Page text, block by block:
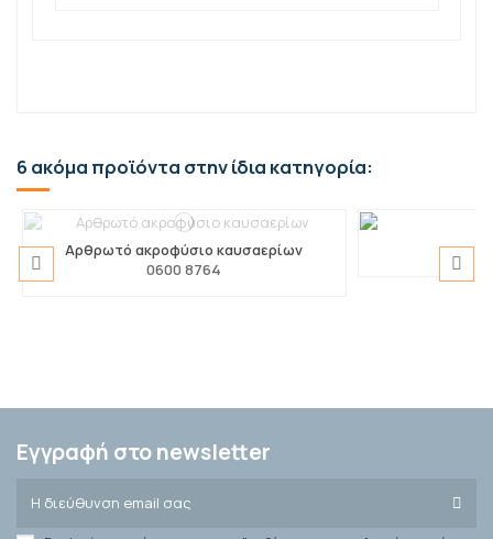
6 ακόμα προϊόντα στην ίδια κατηγορία:
Αρθρωτό ακροφύσιο καυσαερίων
0600 8764
Εγγραφή στο newsletter